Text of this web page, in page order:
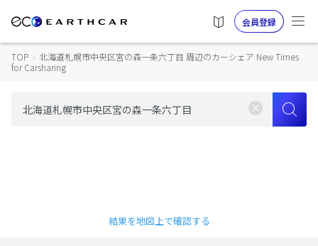
会員登録
TOP › 北海道札幌市中央区宮の森一条六丁目 周辺のカーシェア New Times
for Carsharing
結果を地図上で確認する